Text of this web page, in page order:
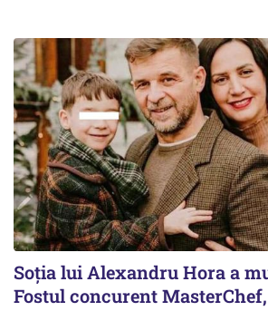
Soția lui Alexandru Hora a
Fostul concurent